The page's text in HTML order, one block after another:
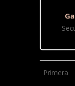
Primera